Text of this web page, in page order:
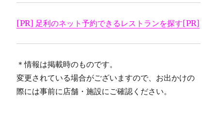
[PR] 足利のネット予約できるレストランを探す[PR]
＊情報は掲載時のものです。
変更されている場合がございますので、お出かけの
際には事前に店舗・施設にご確認ください。